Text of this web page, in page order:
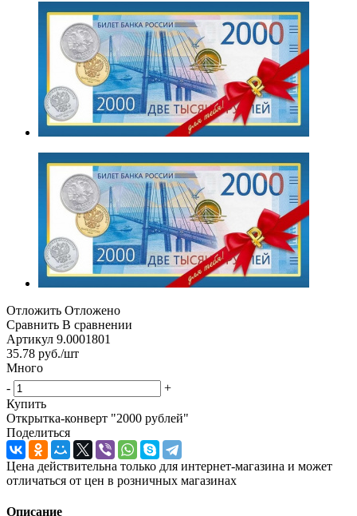
Отложить Отложено
Сравнить В сравнении
Артикул 9.0001801
35.78 руб./шт
Много
-
+
Купить
Открытка-конверт "2000 рублей"
Поделиться
Цена действительна только для интернет-магазина и может
отличаться от цен в розничных магазинах
Описание